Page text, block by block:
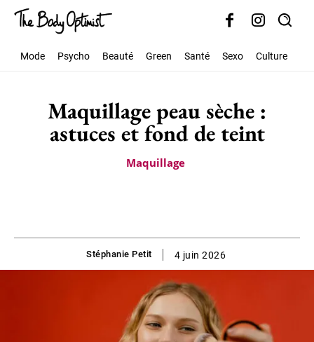
Mode Psycho Beauté Green Santé Sexo Culture
Maquillage peau sèche :
astuces et fond de teint
Maquillage
Stéphanie Petit 4 juin 2026